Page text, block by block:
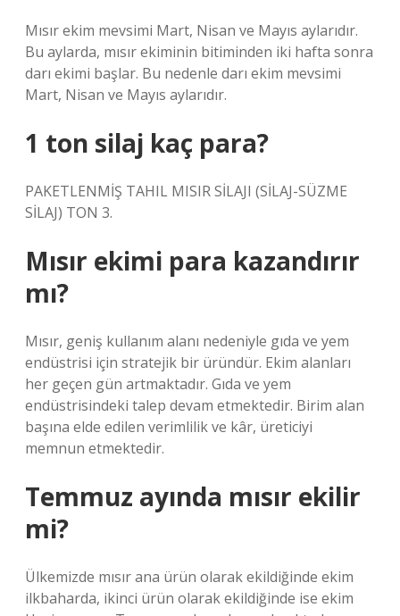
Mısır ekim mevsimi Mart, Nisan ve Mayıs aylarıdır.
Bu aylarda, mısır ekiminin bitiminden iki hafta sonra
darı ekimi başlar. Bu nedenle darı ekim mevsimi
Mart, Nisan ve Mayıs aylarıdır.
1 ton silaj kaç para?
PAKETLENMİŞ TAHIL MISIR SİLAJI (SİLAJ-SÜZME
SİLAJ) TON 3.
Mısır ekimi para kazandırır
mı?
Mısır, geniş kullanım alanı nedeniyle gıda ve yem
endüstrisi için stratejik bir üründür. Ekim alanları
her geçen gün artmaktadır. Gıda ve yem
endüstrisindeki talep devam etmektedir. Birim alan
başına elde edilen verimlilik ve kâr, üreticiyi
memnun etmektedir.
Temmuz ayında mısır ekilir
mi?
Ülkemizde mısır ana ürün olarak ekildiğinde ekim
ilkbaharda, ikinci ürün olarak ekildiğinde ise ekim